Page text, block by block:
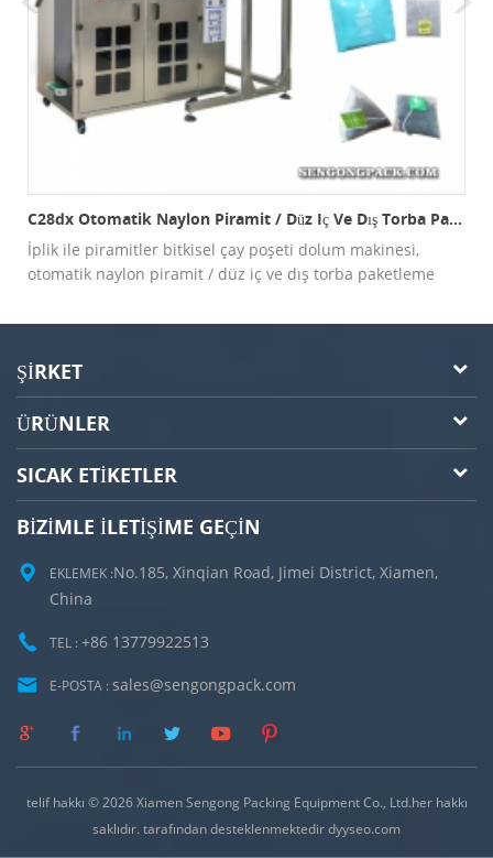
C28dx Otomatik Naylon Piramit / Düz Iç Ve Dış Torba Paketleme Makinesi
İplik ile piramitler bitkisel çay poşeti dolum makinesi,
otomatik naylon piramit / düz iç ve dış torba paketleme
ŞIRKET
ÜRÜNLER
SICAK ETIKETLER
BIZIMLE ILETIŞIME GEÇIN
EKLEMEK :No.185, Xinqian Road, Jimei District, Xiamen,
China
TEL : +86 13779922513
E-POSTA : sales@sengongpack.com
telif hakkı © 2026 Xiamen Sengong Packing Equipment Co., Ltd.her hakkı
saklıdır. tarafından desteklenmektedirdyyseo.com